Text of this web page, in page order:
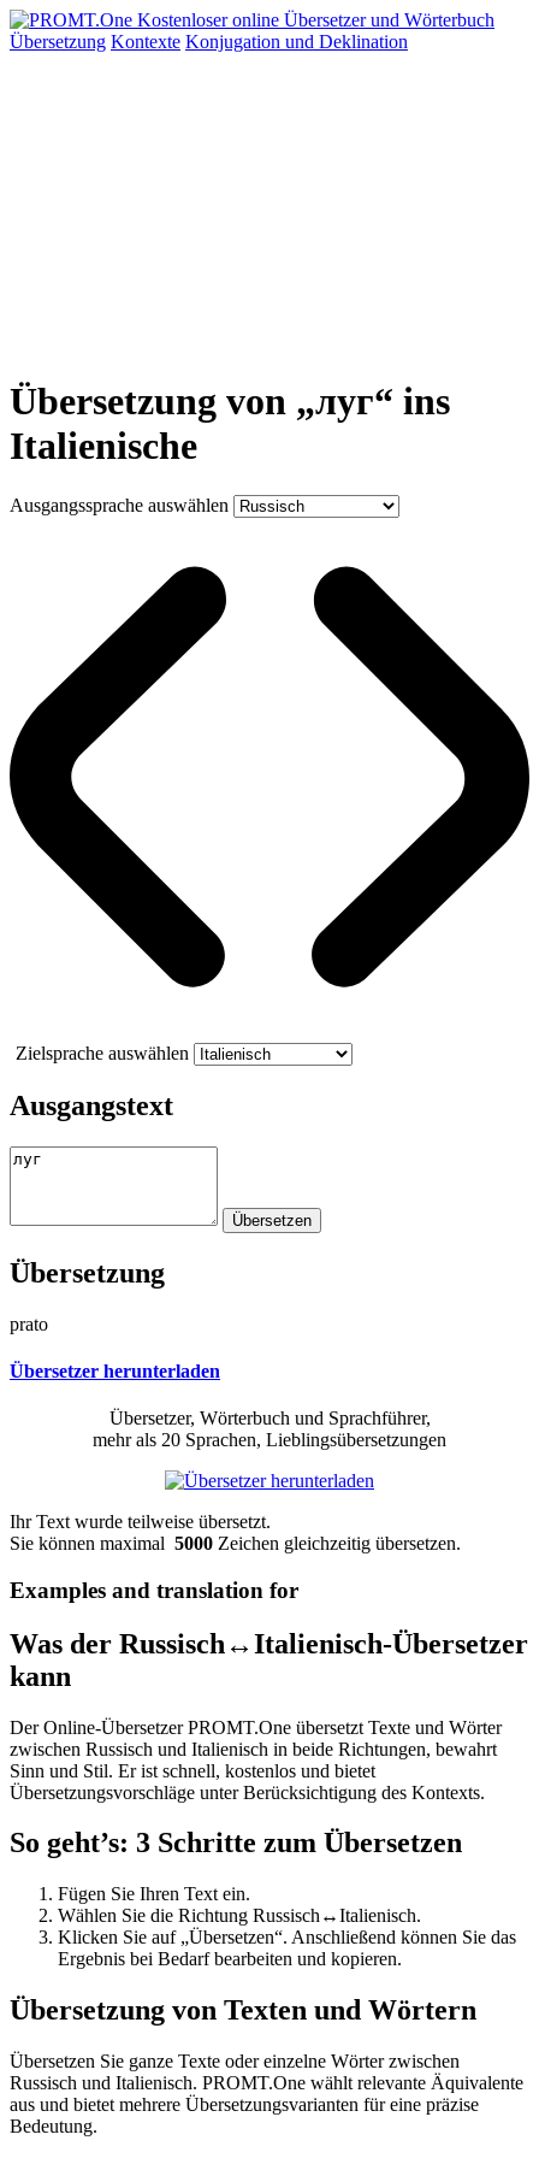
Übersetzung Kontexte Konjugation und Deklination
Übersetzung von „луг“ ins
Italienische
Ausgangssprache auswählen
Zielsprache auswählen
Ausgangstext
Übersetzung
prato
Übersetzer herunterladen
Übersetzer, Wörterbuch und Sprachführer,
mehr als 20 Sprachen, Lieblingsübersetzungen
Ihr Text wurde teilweise übersetzt.
Sie können maximal 5000 Zeichen gleichzeitig übersetzen.
Examples and translation for
Was der Russisch↔Italienisch-Übersetzer
kann
Der Online-Übersetzer PROMT.One übersetzt Texte und Wörter
zwischen Russisch und Italienisch in beide Richtungen, bewahrt
Sinn und Stil. Er ist schnell, kostenlos und bietet
Übersetzungsvorschläge unter Berücksichtigung des Kontexts.
So geht’s: 3 Schritte zum Übersetzen
Fügen Sie Ihren Text ein.
Wählen Sie die Richtung Russisch↔Italienisch.
Klicken Sie auf „Übersetzen“. Anschließend können Sie das
Ergebnis bei Bedarf bearbeiten und kopieren.
Übersetzung von Texten und Wörtern
Übersetzen Sie ganze Texte oder einzelne Wörter zwischen
Russisch und Italienisch. PROMT.One wählt relevante Äquivalente
aus und bietet mehrere Übersetzungsvarianten für eine präzise
Bedeutung.